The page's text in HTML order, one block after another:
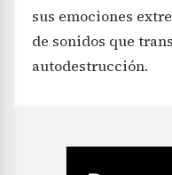
sus emociones
de sonidos que
autodestrucción.